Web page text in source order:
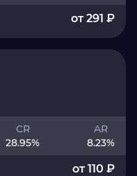
от 291 ₽
CR
28.95%
AR
8.23%
от 110 ₽